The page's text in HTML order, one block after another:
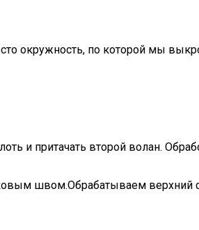
окружность, по которой мы
и притачать второй волан.
швом.Обрабатываем верхний